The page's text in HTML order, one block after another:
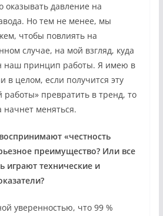
оказывать давление на
Но тем не менее, мы
чтобы повлиять на
случае, на мой взгляд, куда
наш принцип работы. Я имею в
в целом, если получится эту
работы» превратить в тренд, то
начнет меняться.
«честность
преимущество? Или все
технические и
уверенностью, что 99 %